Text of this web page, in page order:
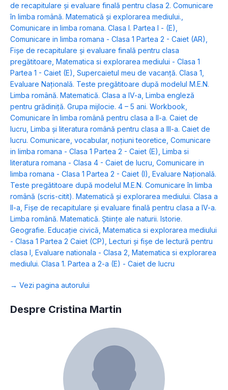
de recapitulare şi evaluare finală pentru clasa 2. Comunicare
în limba română. Matematică şi explorarea mediului.
Comunicare in limba romana. Clasa I. Partea I - (E)
Comunicare in limba romana - Clasa 1 Partea 2 - Caiet (AR)
Fişe de recapitulare şi evaluare finală pentru clasa
pregătitoare Matematica si explorarea mediului - Clasa 1
Partea 1 - Caiet (E) Supercaietul meu de vacanță. Clasa 1
Evaluare Naţională. Teste pregătitoare după modelul M.E.N.
Limba română. Matematică. Clasa a IV-a Limba engleză
pentru grădiniţă. Grupa mijlocie. 4 – 5 ani. Workbook
Comunicare în limba română pentru clasa a II-a. Caiet de
lucru Limba și literatura română pentru clasa a III-a. Caiet de
lucru. Comunicare, vocabular, noţiuni teoretice Comunicare
in limba romana - Clasa 1 Partea 2 - Caiet (E) Limba si
literatura romana - Clasa 4 - Caiet de lucru Comunicare in
limba romana - Clasa 1 Partea 2 - Caiet (I) Evaluare Naţională.
Teste pregătitoare după modelul M.E.N. Comunicare în limba
română (scris-citit). Matematică și explorarea mediului. Clasa a
II-a Fişe de recapitulare şi evaluare finală pentru clasa a IV-a.
Limba română. Matematică. Ştiinţe ale naturii. Istorie.
Geografie. Educaţie civică Matematica si explorarea mediului
- Clasa 1 Partea 2 Caiet (CP) Lecturi şi fişe de lectură pentru
clasa I Evaluare nationala - Clasa 2 Matematica si explorarea
mediului. Clasa 1. Partea a 2-a (E) - Caiet de lucru
→ Vezi pagina autorului
Despre Cristina Martin